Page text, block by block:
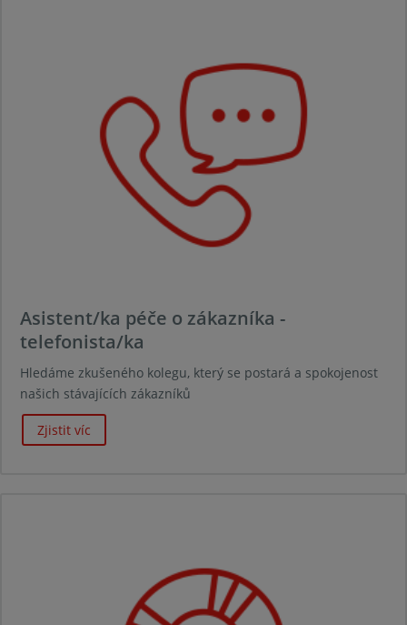
Asistent/ka péče o zákazníka -
telefonista/ka
Hledáme zkušeného kolegu, který se postará a spokojenost
našich stávajících zákazníků
Zjistit víc